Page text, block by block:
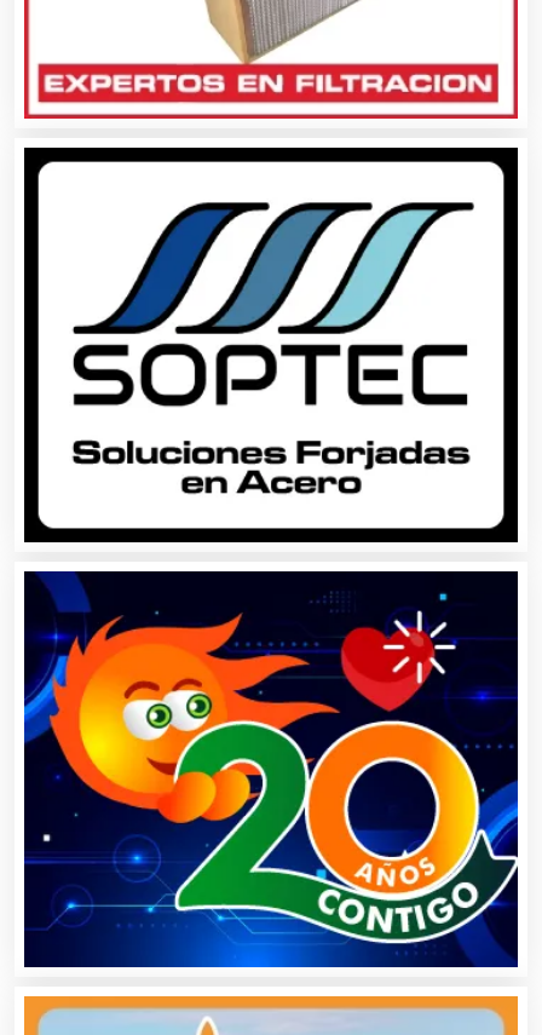
Centros Comerciales
Centros de Espectáculos
Centros de Nutrición
Centros Turísticos
Cerrajerías
Cibercafés
Clínicas de Rehabilitación
Clínicas y Hospitales
Clubes Deportivos
Cocinas Integrales
Combustibles y Lubricantes